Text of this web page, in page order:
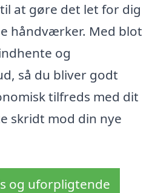
at gøre det let for dig
håndværker. Med blot
og
så du bliver godt
tilfreds med dit
skridt mod din nye
og uforpligtende